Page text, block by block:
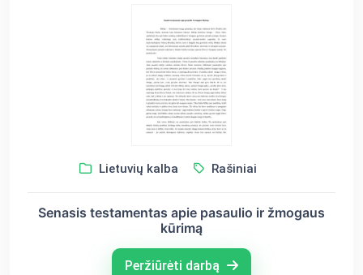
Lietuvių kalba Rašiniai
Senasis testamentas apie pasaulio ir žmogaus
kūrimą
Peržiūrėti darbą